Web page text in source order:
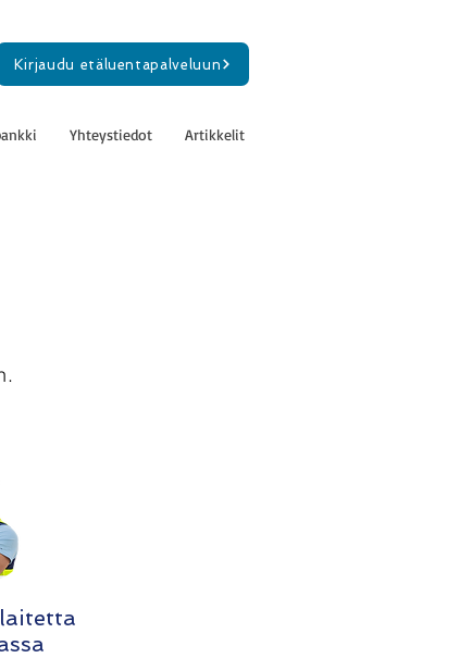
Kirjaudu etäluentapalveluun
Yhteystiedot Artikkelit